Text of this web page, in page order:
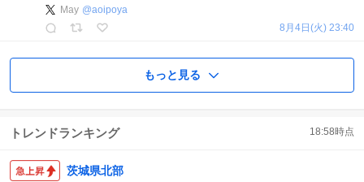
May @aoipoya
8月4日(火) 23:40
もっと見る
トレンドランキング 18:58時点
茨城県北部